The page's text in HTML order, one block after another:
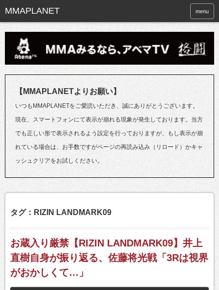
menu
【MMAPLANETよりお願い】
いつもMMAPLANETをご愛読いただき、誠にありがとうございます。
現在、スマートフォンにて表示が崩れる現象が発生しております。当方
でも正しい形で表示されるよう設定を行っておりますが、もし表示が崩
れている場合は、お手数ですがページの再読み込み（リロード）かキャ
ッシュクリアをお試しください。
タグ：RIZIN LANDMARK09
お蔵入り厳禁【RIZIN LANDMARK09】井上
直樹自身が振り返る、佐藤将光戦「3Rは視界
がおかしくて…」